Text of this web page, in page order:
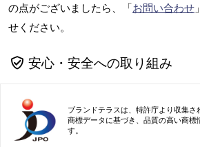
の点がございましたら、「お問い合わせ
せください。
安心・安全への取り組み
ブランドテラスは、特許庁より収集
商標データに基づき、品質の高い商標
す。